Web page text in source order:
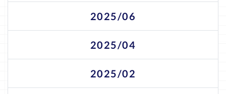
2025/06
2025/04
2025/02